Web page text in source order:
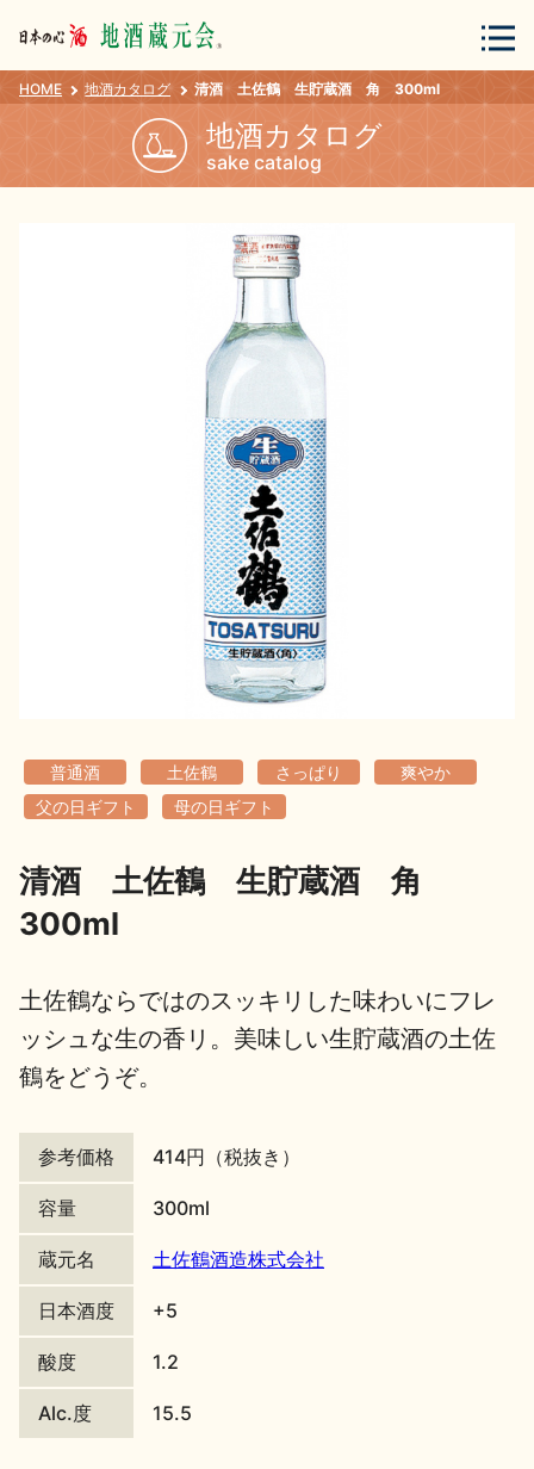
会員登録 ログイン
地酒解体新書
お楽しみコンテンツ
歳時記
日本酒の楽しみ方特集
地酒・イベント情報
HOME 地酒カタログ 清酒 土佐鶴 生貯蔵酒 角 300ml
地酒カタログ
sake catalog
普通酒 土佐鶴 さっぱり
爽やか
父の日ギフト
母の日ギフト
清酒 土佐鶴 生貯蔵酒 角
300ml
土佐鶴ならではのスッキリした味わいにフレ
ッシュな生の香リ。美味しい生貯蔵酒の土佐
鶴をどうぞ。
参考価格 414円（税抜き）
容量 300ml
蔵元名 土佐鶴酒造株式会社
日本酒度 +5
酸度 1.2
Alc.度 15.5